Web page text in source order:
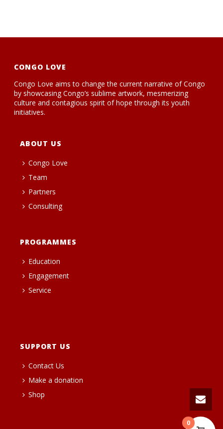
CONGO LOVE
Congo Love aims to change the current narrative of Congo
by showcasing Congo’s sublime artwork, mesmerizing
culture and contagious spirit of hope through its youth
initiatives.
ABOUT US
Congo Love
Team
Partners
Consulting
PROGRAMMES
Education
Engagement
Service
SUPPORT US
Contact Us
Make a donation
Shop
0